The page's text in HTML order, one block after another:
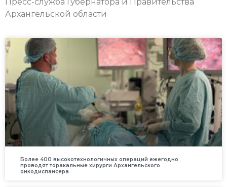
Пресс-служба Губернатора и Правительства
Архангельской области
Более 400 высокотехнологичных операций ежегодно
проводят торакальные хирурги Архангельского
онкодиспансера